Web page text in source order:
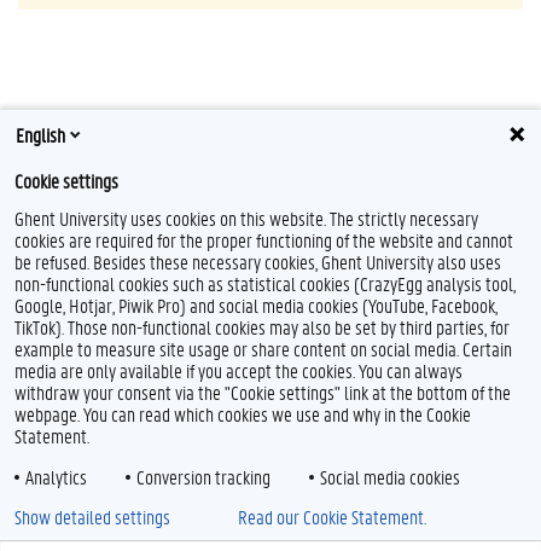
L
i
n
k
e
d
I
Feedback
Privacy
Disclaimer
Toegankelijkheid
© 2026 Universiteit Gent
English
Cookie settings
Ghent University uses cookies on this website. The strictly necessary
cookies are required for the proper functioning of the website and cannot
be refused. Besides these necessary cookies, Ghent University also uses
non-functional cookies such as statistical cookies (CrazyEgg analysis tool,
Google, Hotjar, Piwik Pro) and social media cookies (YouTube, Facebook,
TikTok). Those non-functional cookies may also be set by third parties, for
example to measure site usage or share content on social media. Certain
media are only available if you accept the cookies. You can always
withdraw your consent via the "Cookie settings" link at the bottom of the
webpage. You can read which cookies we use and why in the Cookie
Statement.
Analytics
Conversion tracking
Social media cookies
Show detailed settings
Read our Cookie Statement.